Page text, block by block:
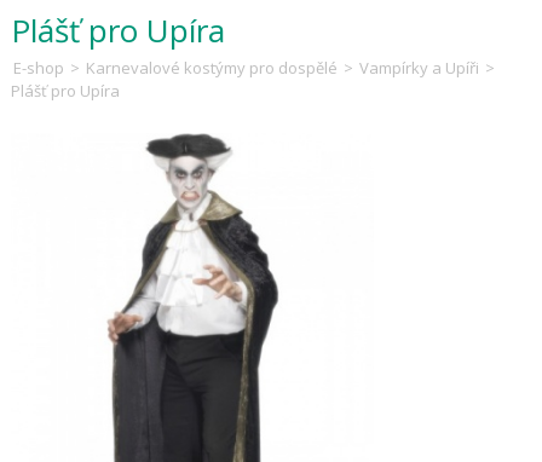
Plášť pro Upíra
E-shop > Karnevalové kostýmy pro dospělé > Vampírky a Upíři >
Plášť pro Upíra